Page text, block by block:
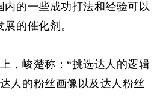
内的一些成功打法和经验可以
的催化剂。
，峻楚称：“挑选达人的逻辑
人的粉丝画像以及达人粉丝